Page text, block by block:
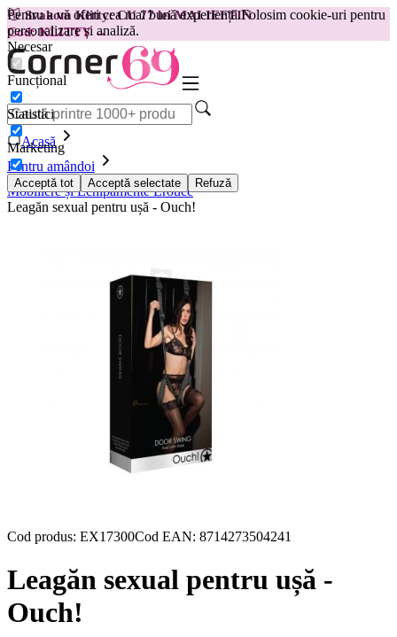
Pentru a vă oferi cea mai bună experiență.Folosim cookie-uri pentru
personalizare și analiză.
Necesar
Funcțional
Statistici
Marketing
Acceptă tot Acceptă selectate Refuză
😽Svakom Klitty: CU 77 lei MAI IEFTIN
Cod: KLITTY →
Acasă
Pentru amândoi
Mobiliere și Echipamente Erotice
Leagăn sexual pentru ușă - Ouch!
Cod produs: EX17300Cod EAN: 8714273504241
Leagăn sexual pentru ușă -
Ouch!